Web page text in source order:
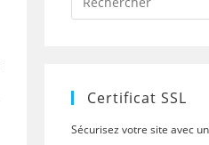
Certificat SSL
Sécurisez votre site avec